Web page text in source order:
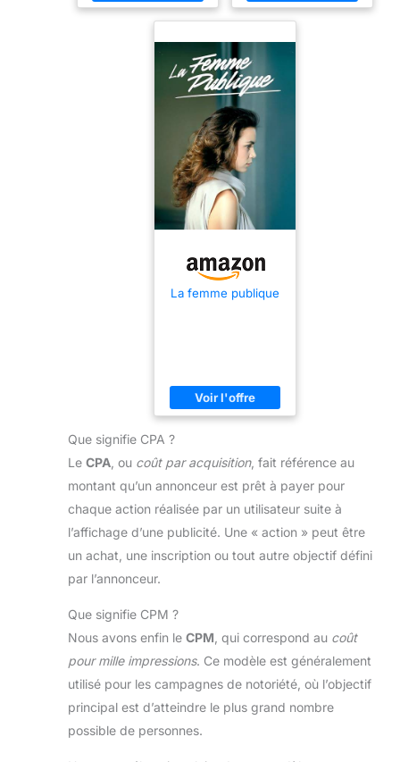
La femme publique
Que signifie CPA ?
Le CPA, ou coût par acquisition, fait référence au
montant qu’un annonceur est prêt à payer pour
chaque action réalisée par un utilisateur suite à
l’affichage d’une publicité. Une « action » peut être
un achat, une inscription ou tout autre objectif défini
par l’annonceur.
Que signifie CPM ?
Nous avons enfin le CPM, qui correspond au coût
pour mille impressions. Ce modèle est généralement
utilisé pour les campagnes de notoriété, où l’objectif
principal est d’atteindre le plus grand nombre
possible de personnes.